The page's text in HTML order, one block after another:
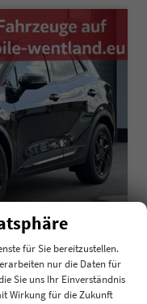
für Sie bereitzustellen.
nur die Daten für
Sie uns Ihr Einverständnis
Wirkung für die Zukunft